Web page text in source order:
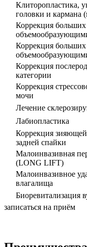
Клиторопластика,
головки и кармана
Коррекция
Коррекция
Коррекция
категории
Коррекция
мочи
Лечение
Лабиопластика
Коррекция
задней спайки
Малоинвазивная
(LONG LIFT)
Малоинвазивное
влагалища
Биоревитализация
записаться на приём